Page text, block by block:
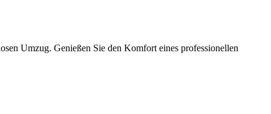
Umzug. Genießen Sie den Komfort eines professionellen